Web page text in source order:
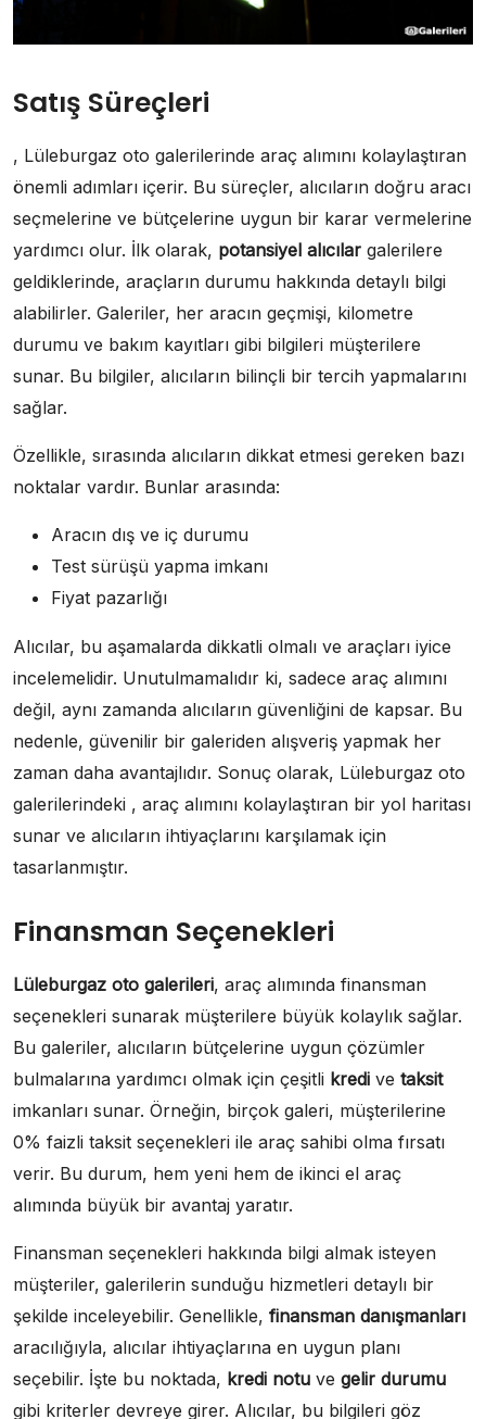
Satış Süreçleri
, Lüleburgaz oto galerilerinde araç alımını kolaylaştıran
önemli adımları içerir. Bu süreçler, alıcıların doğru aracı
seçmelerine ve bütçelerine uygun bir karar vermelerine
yardımcı olur. İlk olarak, potansiyel alıcılar galerilere
geldiklerinde, araçların durumu hakkında detaylı bilgi
alabilirler. Galeriler, her aracın geçmişi, kilometre
durumu ve bakım kayıtları gibi bilgileri müşterilere
sunar. Bu bilgiler, alıcıların bilinçli bir tercih yapmalarını
sağlar.
Özellikle, sırasında alıcıların dikkat etmesi gereken bazı
noktalar vardır. Bunlar arasında:
Aracın dış ve iç durumu
Test sürüşü yapma imkanı
Fiyat pazarlığı
Alıcılar, bu aşamalarda dikkatli olmalı ve araçları iyice
incelemelidir. Unutulmamalıdır ki, sadece araç alımını
değil, aynı zamanda alıcıların güvenliğini de kapsar. Bu
nedenle, güvenilir bir galeriden alışveriş yapmak her
zaman daha avantajlıdır. Sonuç olarak, Lüleburgaz oto
galerilerindeki , araç alımını kolaylaştıran bir yol haritası
sunar ve alıcıların ihtiyaçlarını karşılamak için
tasarlanmıştır.
Finansman Seçenekleri
Lüleburgaz oto galerileri, araç alımında finansman
seçenekleri sunarak müşterilere büyük kolaylık sağlar.
Bu galeriler, alıcıların bütçelerine uygun çözümler
bulmalarına yardımcı olmak için çeşitli kredi ve taksit
imkanları sunar. Örneğin, birçok galeri, müşterilerine
0% faizli taksit seçenekleri ile araç sahibi olma fırsatı
verir. Bu durum, hem yeni hem de ikinci el araç
alımında büyük bir avantaj yaratır.
Finansman seçenekleri hakkında bilgi almak isteyen
müşteriler, galerilerin sunduğu hizmetleri detaylı bir
şekilde inceleyebilir. Genellikle, finansman danışmanları
aracılığıyla, alıcılar ihtiyaçlarına en uygun planı
seçebilir. İşte bu noktada, kredi notu ve gelir durumu
gibi kriterler devreye girer. Alıcılar, bu bilgileri göz